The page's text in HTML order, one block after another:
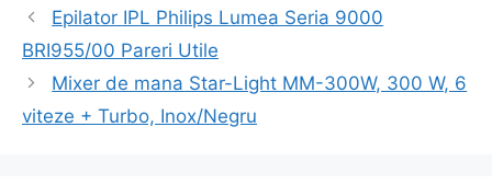
Navigare
în
Epilator IPL Philips Lumea Seria 9000
BRI955/00 Pareri Utile
Mixer de mana Star-Light MM-300W, 300 W, 6
viteze + Turbo, Inox/Negru